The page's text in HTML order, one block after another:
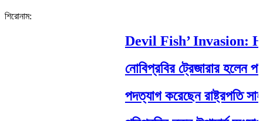
শিরোনাম:
Devil Fish’ Invasion:
নোবিপ্রবির ট্রেজারার হলেন
পদত্যাগ করেছেন রাষ্ট্রপতি